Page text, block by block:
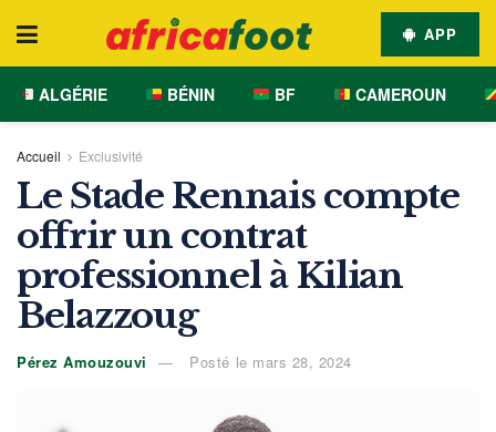
APP
ALGÉRIE BÉNIN BF CAMEROUN
Accueil Exclusivité
Le Stade Rennais compte
offrir un contrat
professionnel à Kilian
Belazzoug
Pérez Amouzouvi Posté le mars 28, 2024